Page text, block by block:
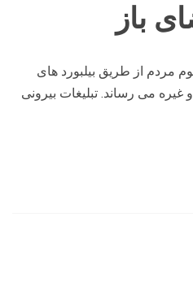
باز
مردم از طریق بیلبورد های
می رساند. تبلیغات بیرونی